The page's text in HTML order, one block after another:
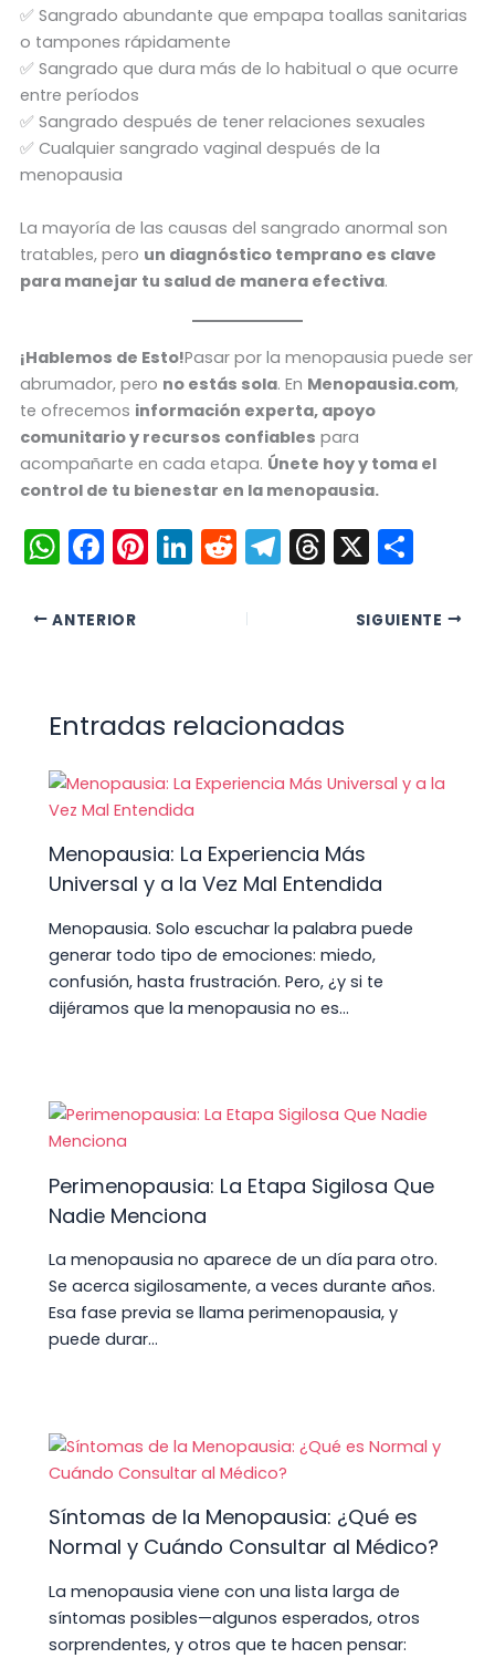
✅ Sangrado abundante que empapa toallas sanitarias
o tampones rápidamente
✅ Sangrado que dura más de lo habitual o que ocurre
entre períodos
✅ Sangrado después de tener relaciones sexuales
✅ Cualquier sangrado vaginal después de la
menopausia
La mayoría de las causas del sangrado anormal son
tratables, pero un diagnóstico temprano es clave
para manejar tu salud de manera efectiva.
¡Hablemos de Esto!Pasar por la menopausia puede ser
abrumador, pero no estás sola. En Menopausia.com,
te ofrecemos información experta, apoyo
comunitario y recursos confiables para
acompañarte en cada etapa. Únete hoy y toma el
control de tu bienestar en la menopausia.
W
h
a
p
p
F
a
c
o
k
Pi
nt
Li
n
n
R
e
d
T
el
m
T
hr
s
X C
m
ANTERIOR SIGUIENTE
Entradas relacionadas
Menopausia: La Experiencia Más
Universal y a la Vez Mal Entendida
Menopausia. Solo escuchar la palabra puede
generar todo tipo de emociones: miedo,
confusión, hasta frustración. Pero, ¿y si te
dijéramos que la menopausia no es…
Perimenopausia: La Etapa Sigilosa Que
Nadie Menciona
La menopausia no aparece de un día para otro.
Se acerca sigilosamente, a veces durante años.
Esa fase previa se llama perimenopausia, y
puede durar…
Síntomas de la Menopausia: ¿Qué es
Normal y Cuándo Consultar al Médico?
La menopausia viene con una lista larga de
síntomas posibles—algunos esperados, otros
sorprendentes, y otros que te hacen pensar: